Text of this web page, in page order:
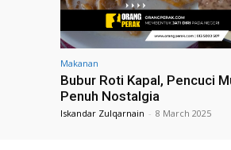
Makanan
Bubur Roti Kapal, Pencuci
Penuh Nostalgia
Iskandar Zulqarnain - 8 March 2025